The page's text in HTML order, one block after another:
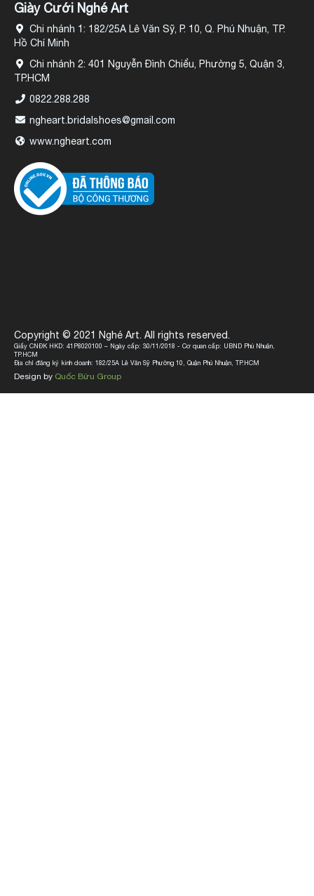
Giày Cưới Nghé Art
Chi nhánh 1: 182/25A Lê Văn Sỹ, P. 10, Q. Phú Nhuận, TP.
Hồ Chí Minh
Chi nhánh 2: 401 Nguyễn Đình Chiểu, Phường 5, Quận 3,
TP.HCM
0822.288.288
ngheart.bridalshoes@gmail.com
www.ngheart.com
Copyright © 2021 Nghé Art. All rights reserved.
Giấy CNĐK HKD: 41P8020100 – Ngày cấp: 30/11/2018 - Cơ quan cấp: UBND Phú Nhuận,
TP.HCM
Địa chỉ đăng ký kinh doanh: 182/25A Lê Văn Sỹ Phường 10, Quận Phú Nhuận, TP.HCM
Design by Quốc Bửu Group